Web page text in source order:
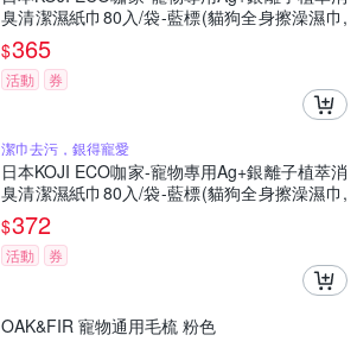
臭清潔濕紙巾80入/袋-藍標(貓狗全身擦澡濕巾,
拭淨眼耳口鼻四肢臀部,毛孩出遊必備,潤澤順毛
免水洗)
$365
活動 券
潔巾去污，銀得寵愛
日本KOJI ECO咖家-寵物專用Ag+銀離子植萃消
臭清潔濕紙巾80入/袋-藍標(貓狗全身擦澡濕巾,
拭淨眼耳口鼻四肢臀部,毛孩出遊必備,潤澤順毛
免水洗)
$372
活動 券
OAK&FIR 寵物通用毛梳 粉色